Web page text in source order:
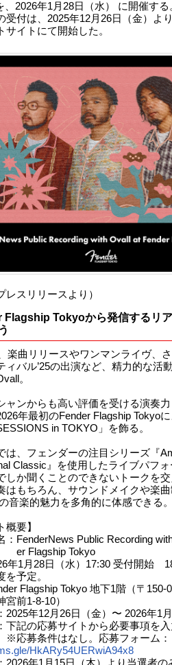
、2026年1月28日（水） に開催す
受付は、2025年12月26日（金）よ
サイトにて開始した。
レスリリースより）
Flagship Tokyoから発信するリ
楽曲リリースやワンマンライヴ、
ィバル’25の出演など、精力的な活
。
ャンからも高い評価を受ける演奏
年最初のFender Flagship Tokyo
in TOKYO」を飾る。
は、フェンダーの注目シリーズ『
Classic』を使用したライブパフ
しか聞くことのできないトークを
はもちろん、サウンドメイクや楽
音楽的魅力を多角的に体感できる。
概要】
：FenderNews Public Recording
Tokyo
年1月28日（水）17:30 受付開始
定。
Flagship Tokyo 地下1階（〒150-
1-8-10）
2025年12月26日（金）〜 2026年1
下記の応募サイトから必要事項を入
件はなし。応募フォーム：
HkARy54UERwiA94x8